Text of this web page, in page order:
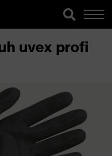
uvex profi